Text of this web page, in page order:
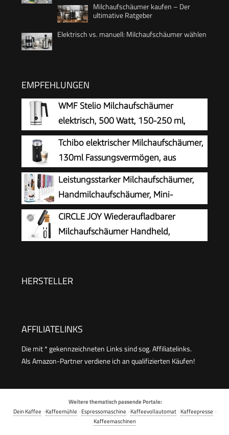
Milchaufschäumer kaufen – Der
ultimative Ratgeber
Elektrisch vs. manuell: Milchaufschäumer wählen
EMPFEHLUNGEN
WMF Stelio Milchaufschäumer
elektrisch, 500 Watt, 150-250 ml,
Antihaftbeschichtung, kabellos, für
Milchschaum heiss und kalt, heiße Schokolade,
cromargan matt/silber
Tchibo elektrischer Milchaufschäumer,
130ml Fassungsvermögen, aus
rostfreiem Edelstahl,
Antihaftbeschichtung, warmer und kalter
Milchschaum, für Latte Macchiato, Cappuccino
und Kakao (Schwarz)
Leistungsstarker Milchaufschäumer,
Handmilchaufschäumer, Mini-
Schneebesen-Getränkemischer für
Kaffee, Cappuccino, Latte, Matcha, heiße
Schokolade, mit Ständer, Schwarz
CIRCLE JOY Wiederaufladbarer
Milchaufschäumer Handheld,
Getränkemixer für Matcha Lattes Cappuccino,
HERSTELLER
AFFILIATELINKS
Die mit * gekennzeichneten Links sind sog. Affiliatelinks.
Als Amazon-Partner verdiene ich an qualifizierten Käufen!
Weitere thematisch passende Portale:
Dein Kaffee ·Kaffeemühle ·Espressomaschine ·Kaffeevollautomat·Kaffeepresse ·
Kaffeemaschinen